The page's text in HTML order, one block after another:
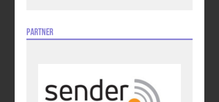
Partner